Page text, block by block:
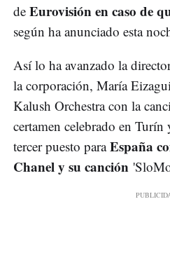
de Eurovisión en caso de
según ha anunciado esta
Así lo ha avanzado la
la corporación, María
Kalush Orchestra con la
certamen celebrado en Turín
tercer puesto paraEspaña
Chanel y su canción